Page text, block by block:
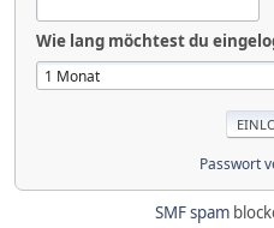
Wie lang möchtest du
Passwort
SMF spam